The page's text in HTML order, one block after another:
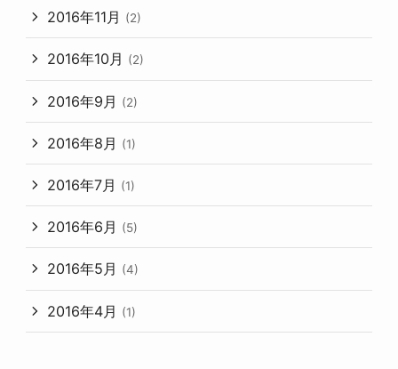
2016年11月 (2)
2016年10月 (2)
2016年9月 (2)
2016年8月 (1)
2016年7月 (1)
2016年6月 (5)
2016年5月 (4)
2016年4月 (1)